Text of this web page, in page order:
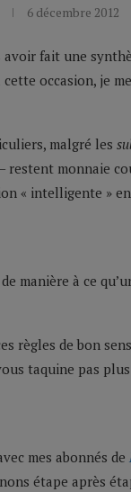
6 décembre 2012
fait une
occasion, je
malgré les
monnaie
« intelligente »
manière à ce
règles de bon
taquine pas plus
mes abonnés de
étape après